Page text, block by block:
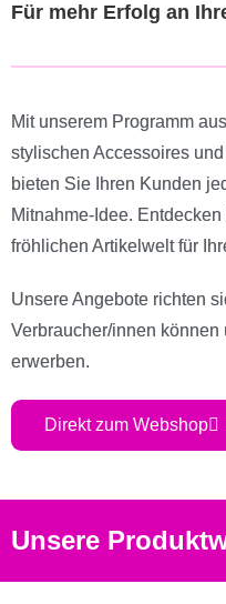
Für mehr Erfolg an
Mit unserem Programm
stylischen Accessoires
bieten Sie Ihren Kunden
Mitnahme-Idee.
fröhlichen Artikelwelt für
Unsere Angebote richten
Verbraucher/innen können
erwerben.
Direkt zum Webshop
Unsere